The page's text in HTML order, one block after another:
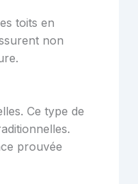
toits en
non
Ce type de
prouvée